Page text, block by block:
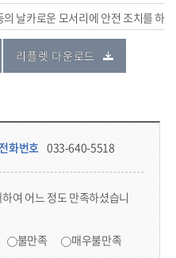
의 날카로운 모서리에 안전 조치를 하
리플렛 다운로드
전화번호 033-640-5518
여 어느 정도 만족하셨습니
불만족 매우불만족